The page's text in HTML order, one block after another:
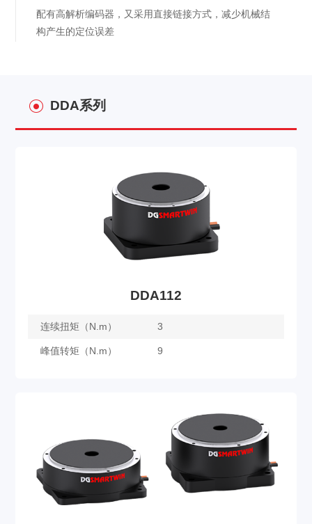
配有高解析编码器，又采用直接链接方式，减少机械结
构产生的定位误差
DDA系列
DDA112
连续扭矩（N.m） 3
峰值转矩（N.m） 9
了解更多